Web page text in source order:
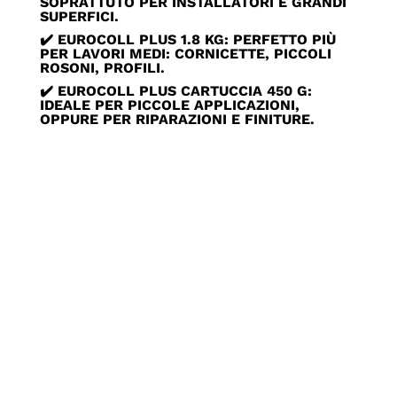
SUPERFICI.
✔️ EUROCOLL PLUS 1.8 KG: PERFETTO PIÙ
PER LAVORI MEDI: CORNICETTE, PICCOLI
ROSONI, PROFILI.
✔️ EUROCOLL PLUS CARTUCCIA 450 G:
IDEALE PER PICCOLE APPLICAZIONI,
OPPURE PER RIPARAZIONI E FINITURE.